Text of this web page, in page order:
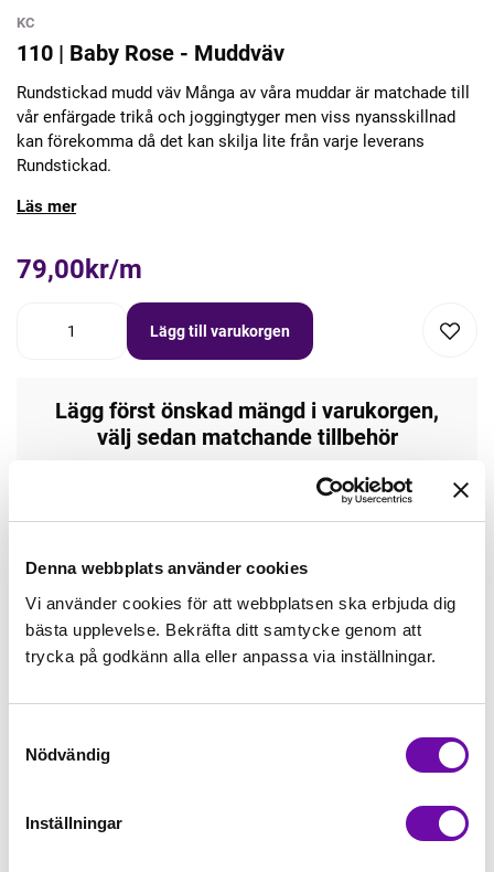
Denna webbplats använder cookies
Vi använder cookies för att webbplatsen ska erbjuda dig
bästa upplevelse. Bekräfta ditt samtycke genom att
trycka på godkänn alla eller anpassa via inställningar.
Nödvändig
Inställningar
KC
110 | Baby Rose - Muddväv
Rundstickad mudd väv Många av våra muddar är matchade till
vår enfärgade trikå och joggingtyger men viss nyansskillnad
kan förekomma då det kan skilja lite från varje leverans
Rundstickad.
Läs mer
79,00kr/m
Lägg till varukorgen
Lägg först önskad mängd i varukorgen,
välj sedan matchande tillbehör
Tråd matchande +45,00kr
Enfärgat matchande +49,00kr
Öglad jogging, matchande +70,00kr
Borstad jogging, matchande +75,00kr
4 st Matchande Overlocktråd +100,00kr